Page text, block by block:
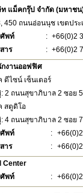
แม็คกรุ๊ป จำกัด (มหาชน
450 ถนนอ่อนนุช เขตประ
พท์
: +66(0)2
าร
: +66(0)2
กงานออฟฟิศ
ดีไซน์ เซ็นเตอร์
2 ถนนสุขาภิบาล 2 ซอย 5
สตูดิโอ
4 ถนนสุขาภิบาล 2 ซอย 7
พท์
:
าร
:
Center
พท์
: